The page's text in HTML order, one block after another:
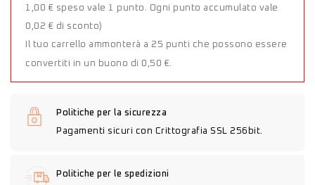
1,00 € speso vale 1 punto. Ogni punto accumulato vale
0,02 € di sconto)
Il tuo carrello ammonterà a 25 punti che possono essere
convertiti in un buono di 0,50 €.
Politiche per la sicurezza
Pagamenti sicuri con Crittografia SSL 256bit.
Politiche per le spedizioni